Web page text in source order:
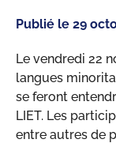
Publié le 29
Le vendredi 22
langues
se feront
LIET. Les
entre autres de